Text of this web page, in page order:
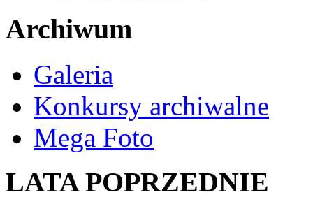
Archiwum
Galeria
Konkursy archiwalne
Mega Foto
LATA POPRZEDNIE